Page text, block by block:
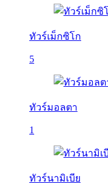
ทัวร์เม็กซิโก
5
ทัวร์มอลตา
1
ทัวร์นามิเบีย